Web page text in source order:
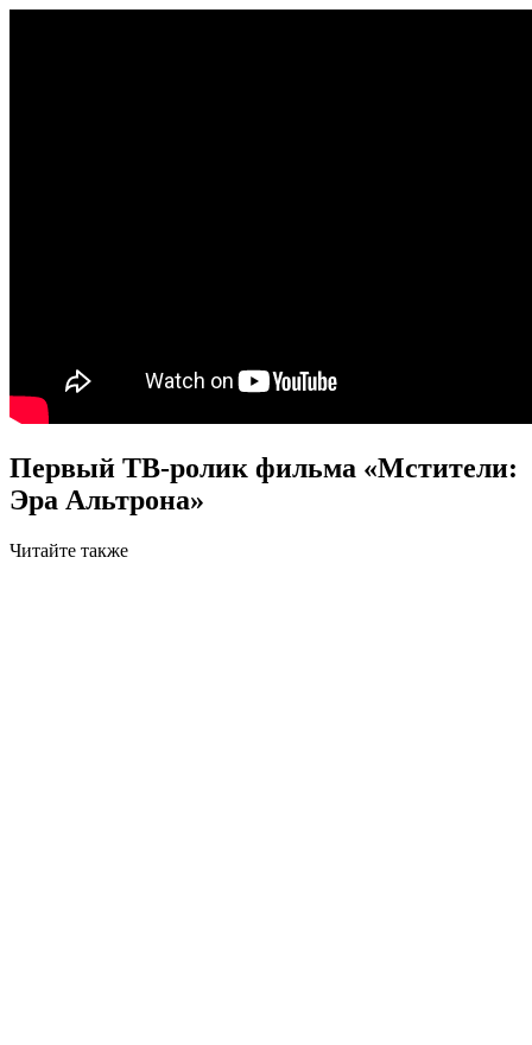
Первый ТВ-ролик фильма «Мстители:
Эра Альтрона»
Читайте также